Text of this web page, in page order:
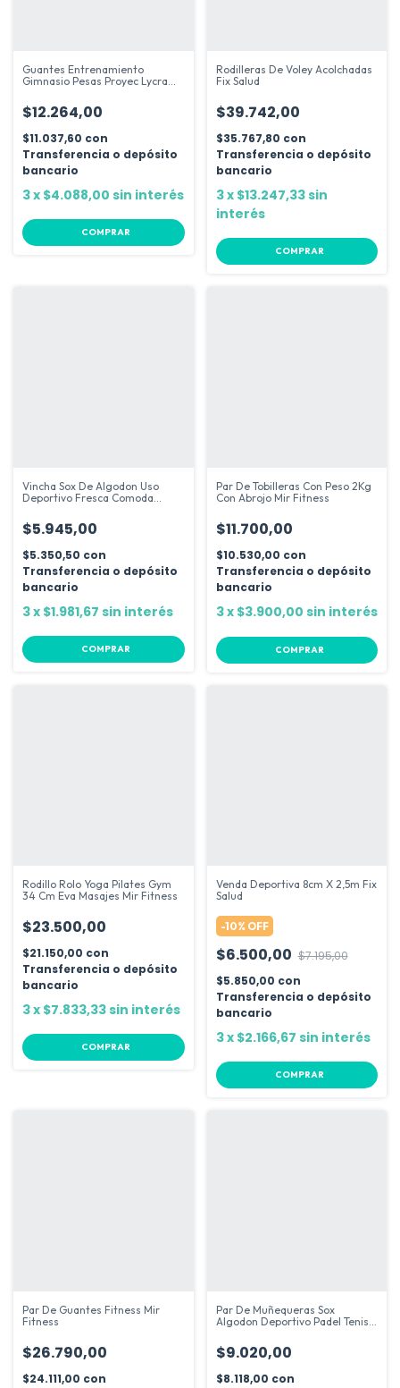
Guantes Entrenamiento
Gimnasio Pesas Proyec Lycra
$12.264,00
$11.037,60 con
Transferencia o depósito
bancario
3x $4.088,00 sin interés
COMPRAR
Rodilleras De Voley Acolchadas
Fix Salud
$39.742,00
$35.767,80 con
Transferencia o depósito
bancario
3x $13.247,33sin
interés
COMPRAR
Vincha Sox De Algodon Uso
Deportivo Fresca Comoda
$5.945,00
$5.350,50 con
Transferencia o depósito
bancario
3x $1.981,67 sin interés
COMPRAR
Par De Tobilleras Con Peso 2Kg
Con Abrojo Mir Fitness
$11.700,00
$10.530,00 con
Transferencia o depósito
bancario
3x $3.900,00 sin interés
Rodillo Rolo Yoga Pilates Gym
34 Cm Eva Masajes Mir Fitness
$23.500,00
$21.150,00 con
Transferencia o depósito
bancario
3x $7.833,33sin interés
COMPRAR
Venda Deportiva 8cm X 2,5m Fix
Salud
-10% OFF
$6.500,00 $7.195,00
$5.850,00 con
Transferencia o depósito
bancario
3x $2.166,67 sin interés
COMPRAR
Par De Guantes Fitness Mir
Fitness
$26.790,00
$24.111,00 con
Par De Muñequeras Sox
Algodon Deportivo Padel Tenis
$9.020,00
$8.118,00 con